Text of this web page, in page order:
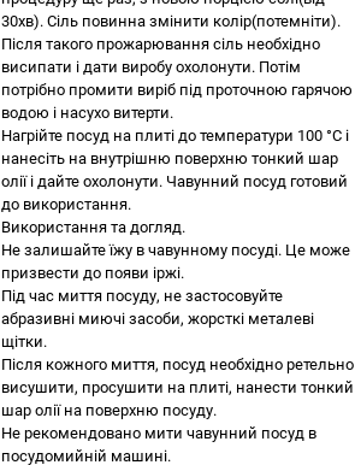
30хв). Сіль повинна змінити колір(потемніти).
Після такого прожарювання сіль необхідно
висипати і дати виробу охолонути. Потім
потрібно промити виріб під проточною гарячою
водою і насухо витерти.
Нагрійте посуд на плиті до температури 100 °С і
нанесіть на внутрішню поверхню тонкий шар
олії і дайте охолонути. Чавунний посуд готовий
до використання.
Використання та догляд.
Не залишайте їжу в чавунному посуді. Це може
призвести до появи іржі.
Під час миття посуду, не застосовуйте
абразивні миючі засоби, жорсткі металеві
щітки.
Після кожного миття, посуд необхідно ретельно
висушити, просушити на плиті, нанести тонкий
шар олії на поверхню посуду.
Не рекомендовано мити чавунний посуд в
посудомийній машині.